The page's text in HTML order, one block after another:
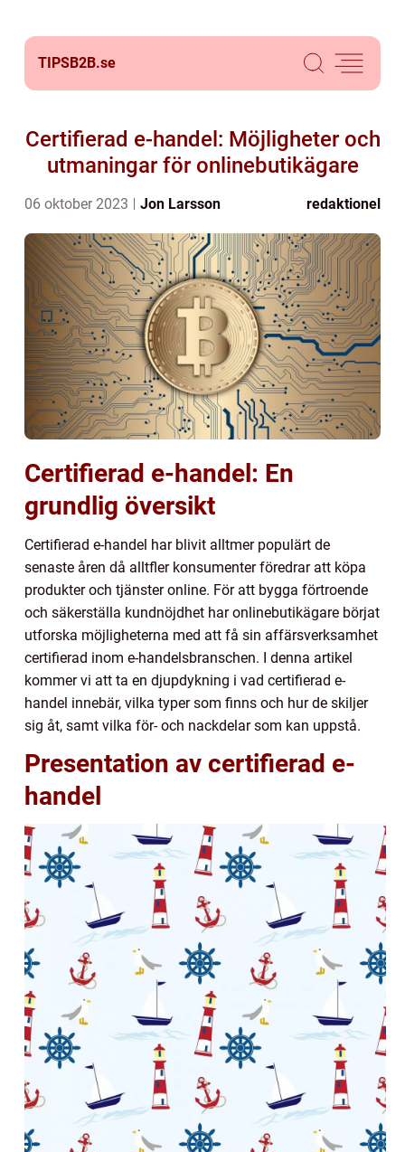
TIPSB2B.se
Certifierad e-handel: Möjligheter och
utmaningar för onlinebutikägare
06 oktober 2023 Jon Larsson redaktionel
Certifierad e-handel: En
grundlig översikt
Certifierad e-handel har blivit alltmer populärt de
senaste åren då alltfler konsumenter föredrar att köpa
produkter och tjänster online. För att bygga förtroende
och säkerställa kundnöjdhet har onlinebutikägare börjat
utforska möjligheterna med att få sin affärsverksamhet
certifierad inom e-handelsbranschen. I denna artikel
kommer vi att ta en djupdykning i vad certifierad e-
handel innebär, vilka typer som finns och hur de skiljer
sig åt, samt vilka för- och nackdelar som kan uppstå.
Presentation av certifierad e-
handel